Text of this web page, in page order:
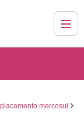
mercosul